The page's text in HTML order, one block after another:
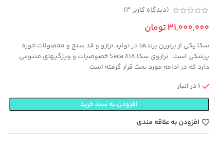
(دیدگاه کاربر3
)
تومان
سکا یکی از برترین برندها در تولید ترازو و قد سنج و محصولات حوزه
پزشکی است. ترازوی سکا Seca 818 خصوصیات و ویژگیهای متنوعی
دارد که در ادامه مورد بحث قرار گرفته است
1 در انبار
افزودن به سبد خرید
افزودن به علاقه مندی